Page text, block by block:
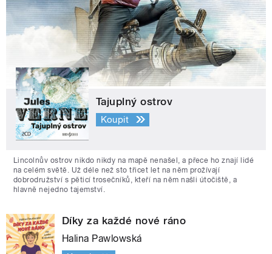
Tajuplný ostrov
Koupit
Lincolnův ostrov nikdo nikdy na mapě nenašel, a přece ho znají lidé
na celém světě. Už déle než sto třicet let na něm prožívají
dobrodružství s pěticí trosečníků, kteří na něm našli útočiště, a
hlavně nejedno tajemství.
Díky za každé nové ráno
Halina Pawlowská